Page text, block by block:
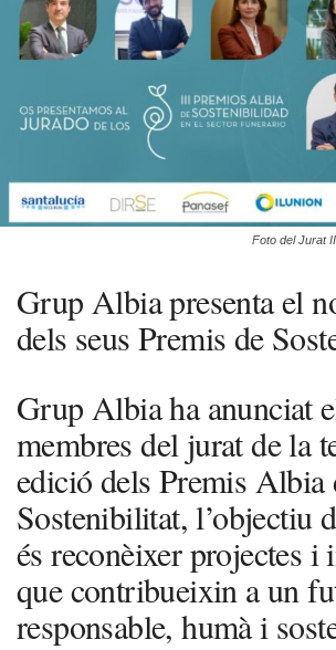
Foto del Jurat
Grup Albia presenta el
dels seus Premis de
Grup Albia ha anunciat
membres del jurat de la
edició dels Premis Albia
Sostenibilitat, l’objectiu
és reconèixer projectes i
que contribueixin a un
responsable, humà i